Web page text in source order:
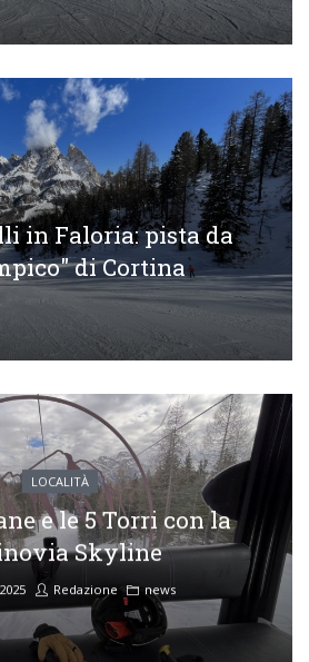
in Faloria: pista da
di Cortina
LOCALITÀ
e le 5 Torri con la
Skyline
Redazione news